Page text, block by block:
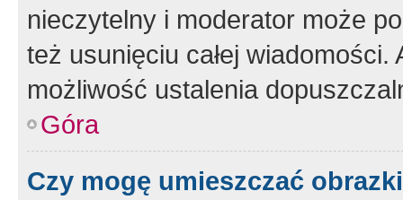
nieczytelny i moderator może
też usunięciu całej
możliwość ustalenia
Góra
Czy mogę umieszczać